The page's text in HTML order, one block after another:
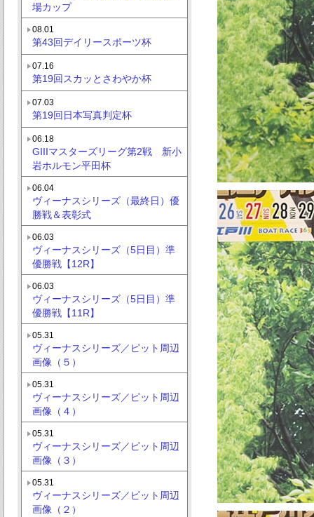
場カップ
08.01
第43回デイリースポーツ杯
07.16
第19回スカッとさわやか杯
07.03
第19回日本写真判定杯
06.18
GIIIマスターズリーグ第2戦 新小
岩ホルモン平田杯
06.04
ヴィーナスシリーズ（最終日）優
勝戦＆表彰式
06.03
ヴィーナスシリーズ（5日目）準
優勝戦【12R】
06.03
ヴィーナスシリーズ（5日目）準
優勝戦【11R】
05.31
ヴィーナスシリーズ／ピット周辺
画像（５）
05.31
ヴィーナスシリーズ／ピット周辺
画像（４）
05.31
ヴィーナスシリーズ／ピット周辺
画像（３）
05.31
ヴィーナスシリーズ／ピット周辺
画像（２）